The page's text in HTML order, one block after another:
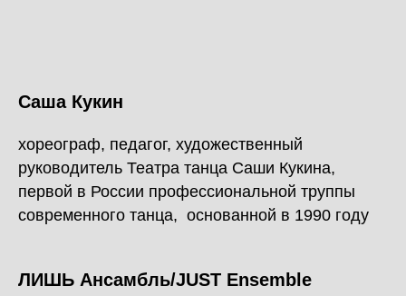
Саша Кукин
хореограф, педагог, художественный
руководитель Театра танца Саши Кукина,
первой в России профессиональной труппы
современного танца, основанной в 1990 году
ЛИШЬ Ансамбль/JUST Ensemble